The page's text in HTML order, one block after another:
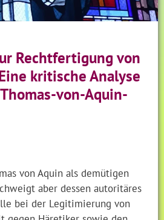
Rechtfertigung von
kritische Analyse
von-Aquin-
von Aquin als demütigen
aber dessen autoritäres
bei der Legitimierung von